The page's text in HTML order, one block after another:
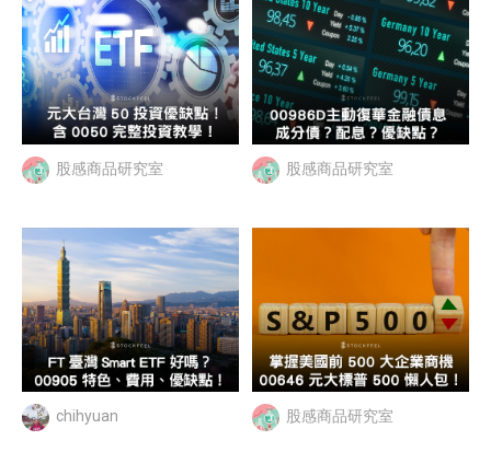
股感商品研究室 股感商品研究室
chihyuan 股感商品研究室